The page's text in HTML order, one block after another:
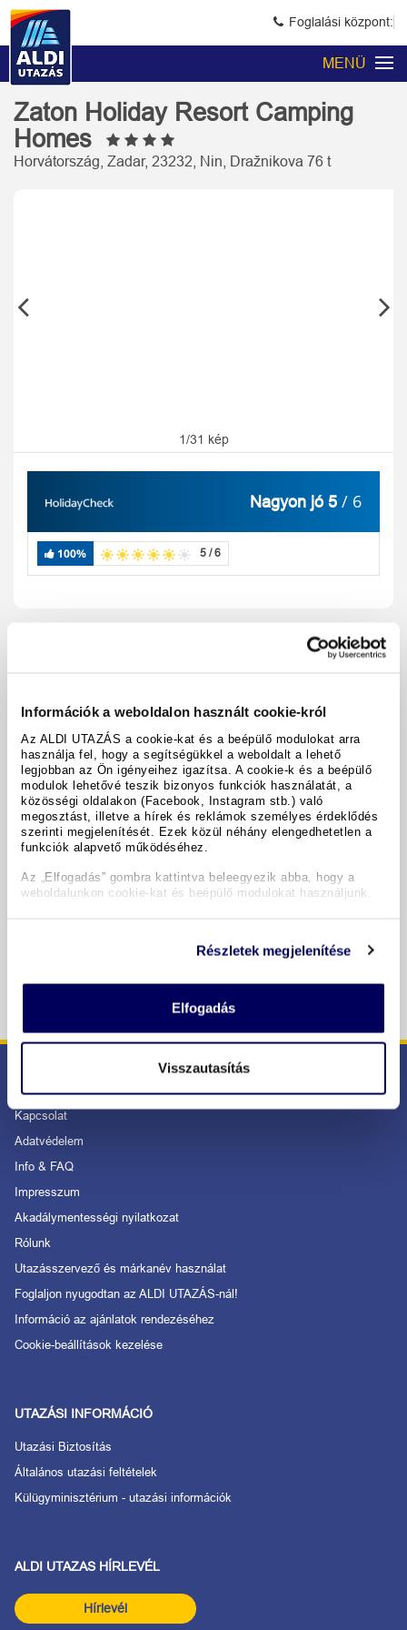
Információk a weboldalon használt cookie-król
Az ALDI UTAZÁS a cookie-kat és a beépülő modulokat arra
használja fel, hogy a segítségükkel a weboldalt a lehető
legjobban az Ön igényeihez igazítsa. A cookie-k és a beépülő
modulok lehetővé teszik bizonyos funkciók használatát, a
közösségi oldalakon (Facebook, Instagram stb.) való
megosztást, illetve a hírek és reklámok személyes érdeklődés
szerinti megjelenítését. Ezek közül néhány elengedhetetlen a
funkciók alapvető működéséhez.
Az „Elfogadás” gombra kattintva beleegyezik abba, hogy a
weboldalunkon cookie-kat és beépülő modulokat használjunk.
Részletek megjelenítése
Elfogadás
Visszautasítás
Foglalási központ:
MENÜ
Zaton Holiday Resort Camping
Homes
Horvátország, Zadar, 23232, Nin, Dražnikova 76 t
1/31 kép
Nagyon jó 5 / 6
100% 5 / 6
A hotel részletei
Időpontok & árak
Copyright GIATA 2004 - 2026. Multilingual, powered by
www.giata.com for client no. 122148
Kapcsolat
Adatvédelem
Info & FAQ
Impresszum
Akadálymentességi nyilatkozat
Rólunk
Utazásszervező és márkanév használat
Foglaljon nyugodtan az ALDI UTAZÁS-nál!
Információ az ajánlatok rendezéséhez
Cookie-beállítások kezelése
UTAZÁSI INFORMÁCIÓ
Utazási Biztosítás
Általános utazási feltételek
Külügyminisztérium - utazási információk
ALDI UTAZAS HÍRLEVÉL
Hírlevél